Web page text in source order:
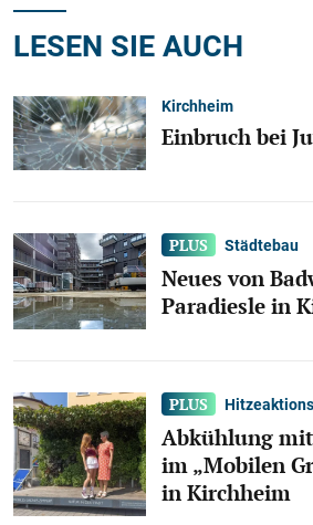
LESEN SIE AUCH
Kirchheim
Einbruch bei
Städtebau
Neues von
Paradiesle in
Abkühlung
im „Mobilen
in Kirchheim